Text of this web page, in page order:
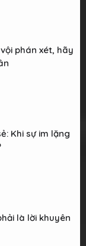
phán xét, hãy
Khi sự im lặng
là lời khuyên